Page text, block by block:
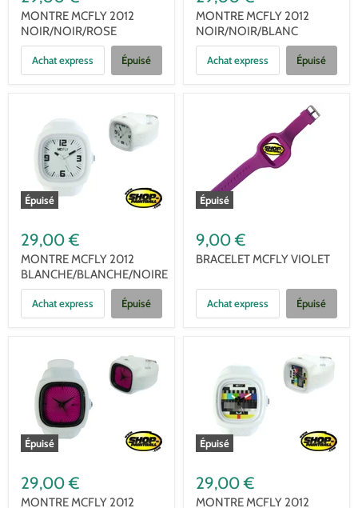
MONTRE MCFLY 2012
NOIR/NOIR/ROSE
Achat express Épuisé
MONTRE MCFLY 2012
NOIR/NOIR/BLANC
Achat express Épuisé
Épuisé
29,00 €
MONTRE MCFLY 2012
BLANCHE/BLANCHE/NOIRE
Achat express Épuisé
Épuisé
9,00 €
BRACELET MCFLY VIOLET
Achat express Épuisé
Épuisé
29,00 €
MONTRE MCFLY 2012
Épuisé
29,00 €
MONTRE MCFLY 2012